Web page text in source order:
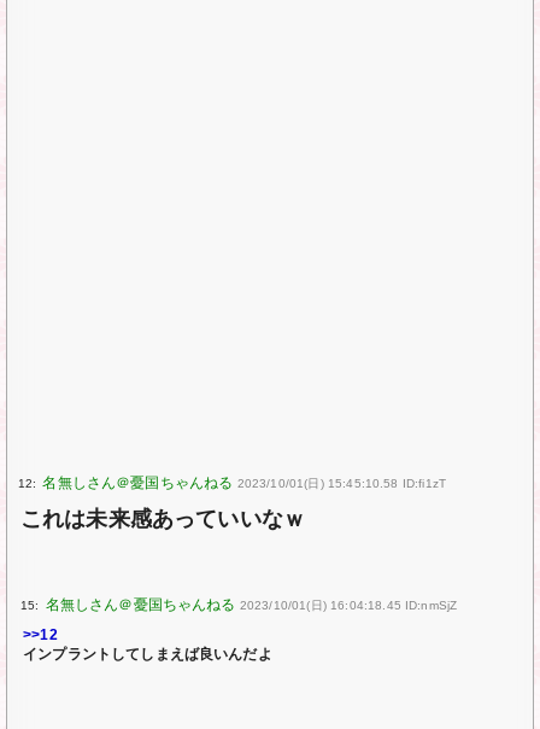
12: 2023/10/01(日) 15:45:10.58 ID:fi1zT
これは未来感あっていいなｗ
15: 2023/10/01(日) 16:04:18.45 ID:nmSjZ
>>12
インプラントしてしまえば良いんだよ